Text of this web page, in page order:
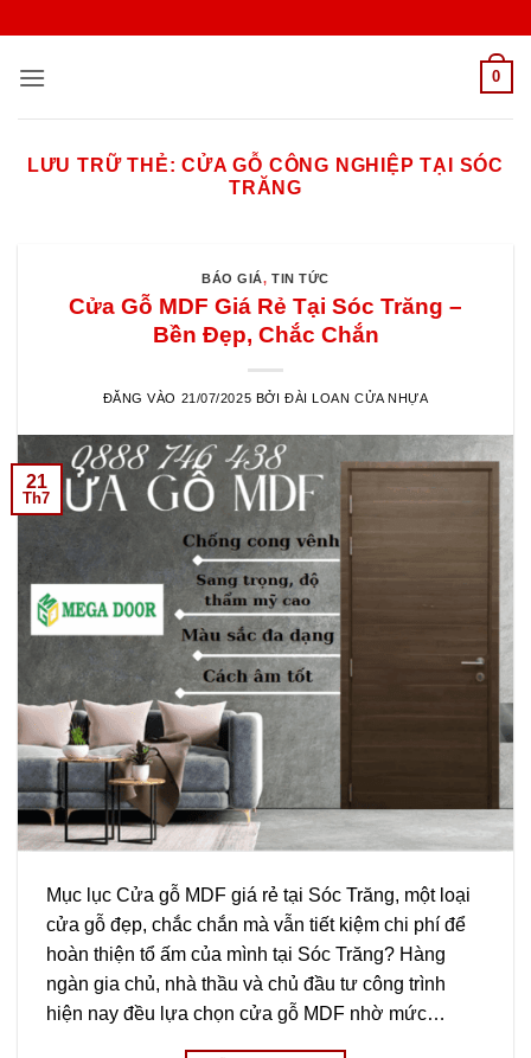
nội
0
LƯU TRỮ THẺ:CỬA GỖ CÔNG NGHIỆP TẠI SÓC
TRĂNG
BÁO GIÁ,TIN TỨC
Cửa Gỗ MDF Giá Rẻ Tại Sóc Trăng –
Bền Đẹp, Chắc Chắn
ĐĂNG VÀO 21/07/2025 BỞI ĐÀI LOAN CỬA NHỰA
21
Th7
Mục lục Cửa gỗ MDF giá rẻ tại Sóc Trăng, một loại
cửa gỗ đẹp, chắc chắn mà vẫn tiết kiệm chi phí để
hoàn thiện tổ ấm của mình tại Sóc Trăng? Hàng
ngàn gia chủ, nhà thầu và chủ đầu tư công trình
hiện nay đều lựa chọn cửa gỗ MDF nhờ mức…